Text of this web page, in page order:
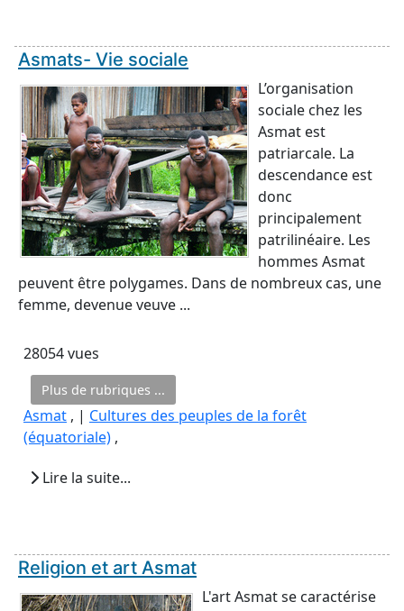
Asmats- Vie sociale
L’organisation
sociale chez les
Asmat est
patriarcale. La
descendance est
donc
principalement
patrilinéaire. Les
hommes Asmat
peuvent être polygames. Dans de nombreux cas, une
femme, devenue veuve ...
28054 vues
Plus de rubriques ...
Asmat , | Cultures des peuples de la forêt
(équatoriale) ,
Lire la suite...
Religion et art Asmat
L'art Asmat se caractérise